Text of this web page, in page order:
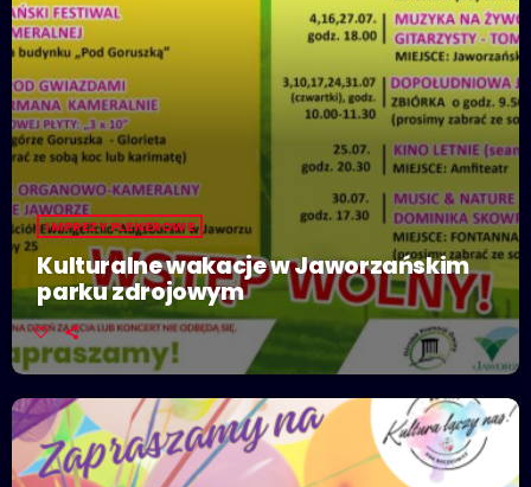
IMPREZY PLENEROWE
Kulturalne wakacje w Jaworzańskim
parku zdrojowym